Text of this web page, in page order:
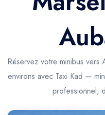
Trajet Gare SNCF
Trajet Port croisière
Trajet Séminaire
Trajet Santé
Réservation
Actualités &
Contactez-nous
Réservez votre minibus
environs avec Taxi Kad —
professionnel,